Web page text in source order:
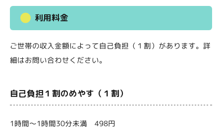
利用料金
ご世帯の収入金額によって自己負担（１割）があります。詳
細はお問い合わせください。
自己負担１割のめやす（１割）
1時間～1時間30分未満 498円